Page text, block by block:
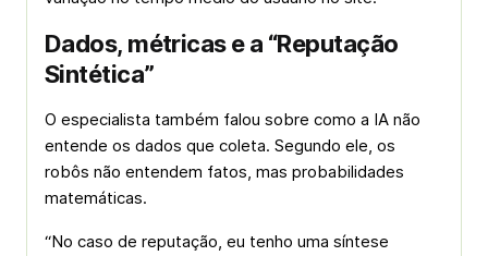
Dados, métricas e a “Reputação
Sintética”
O especialista também falou sobre como a IA não
entende os dados que coleta. Segundo ele, os
robôs não entendem fatos, mas probabilidades
matemáticas.
“No caso de reputação, eu tenho uma síntese